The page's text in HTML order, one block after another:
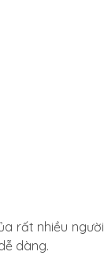
rất nhiều người
dàng.